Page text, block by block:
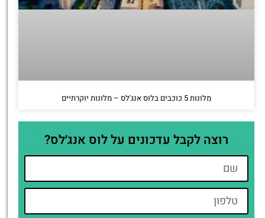
מלונות 5 כוכבים בלוס אנג'לס – מלונות יוקרתיים
רוצה לקבל עדכונים על לוס אנג׳לס?